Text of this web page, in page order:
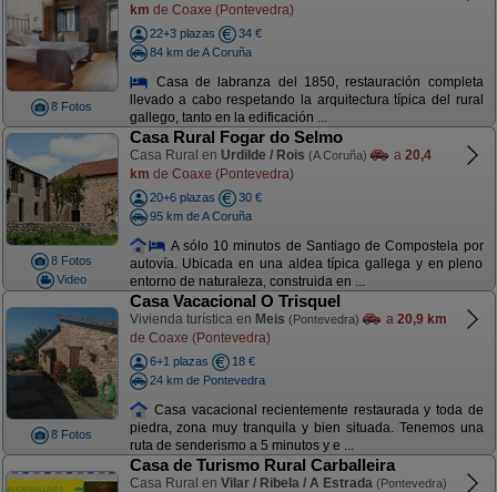
8 Fotos
km de Coaxe (Pontevedra)
22+3 plazas
34 €
84 km de A Coruña
Casa de labranza del 1850, restauración completa
llevado a cabo respetando la arquitectura típica del rural
gallego, tanto en la edificación ...
8 Fotos
Video
Casa Rural Fogar do Selmo
Casa Rural en Urdilde / Rois (A Coruña) a 20,4
km de Coaxe (Pontevedra)
20+6 plazas
30 €
95 km de A Coruña
A sólo 10 minutos de Santiago de Compostela por
autovía. Ubicada en una aldea típica gallega y en pleno
entorno de naturaleza, construida en ...
8 Fotos
Casa Vacacional O Trisquel
Vivienda turística en Meis (Pontevedra) a 20,9 km
de Coaxe (Pontevedra)
6+1 plazas
18 €
24 km de Pontevedra
Casa vacacional recientemente restaurada y toda de
piedra, zona muy tranquila y bien situada. Tenemos una
ruta de senderismo a 5 minutos y e ...
Casa de Turismo Rural Carballeira
Casa Rural en Vilar / Ribela / A Estrada (Pontevedra)